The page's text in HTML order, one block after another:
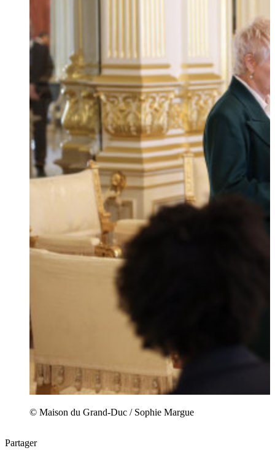
© Maison du Grand-Duc / Sophie Margue
Partager